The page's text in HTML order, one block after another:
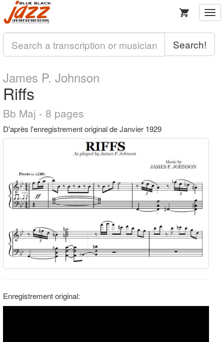
Search!
James P. Johnson
Riffs
Bb Maj - 8 pages
D'après l'enregistrement original de Janvier 1929
Enregistrement original: